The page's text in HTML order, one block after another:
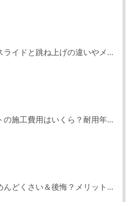
カーゲートのスライドと跳ね上げの違いやメリットデメリットを解説！
電動カーゲートの施工費用はいくら？耐用年数や注意点を解説！
カーゲートはめんどくさい＆後悔？メリット・デメリットを解説！